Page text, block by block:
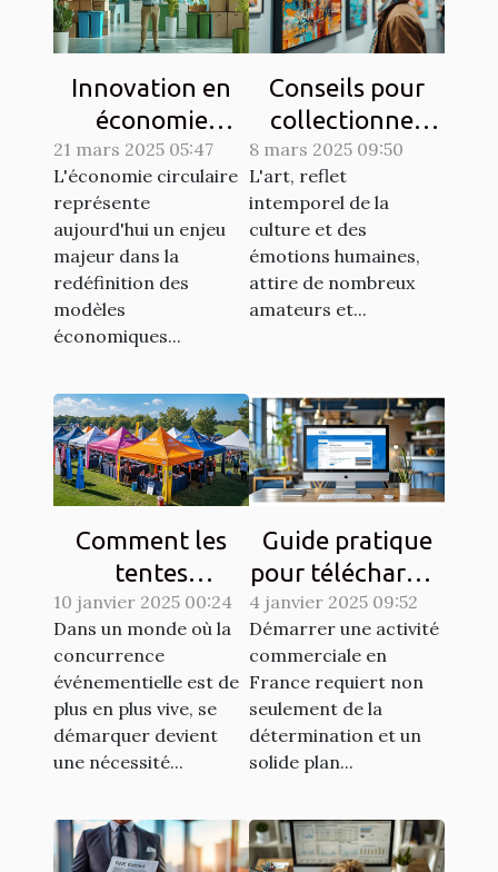
Innovation en
économie
circulaire des
start-ups qui
redéfinissent le
marché
21 mars 2025 05:47
L'économie circulaire
représente
aujourd'hui un enjeu
majeur dans la
redéfinition des
modèles
économiques...
Conseils pour
collectionner
des œuvres d'art
uniques
8 mars 2025 09:50
L'art, reflet
intemporel de la
culture et des
émotions humaines,
attire de nombreux
amateurs et...
Comment les
tentes
publicitaires
peuvent booster
la visibilité lors
d'événements
10 janvier 2025 00:24
Dans un monde où la
concurrence
événementielle est de
plus en plus vive, se
démarquer devient
une nécessité...
Guide pratique
pour télécharger
un extrait KBIS
facilement
4 janvier 2025 09:52
Démarrer une activité
commerciale en
France requiert non
seulement de la
détermination et un
solide plan...